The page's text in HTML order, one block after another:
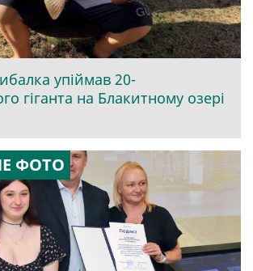
упіймав 20-
гіганта на Блакитному озері
ФОТО